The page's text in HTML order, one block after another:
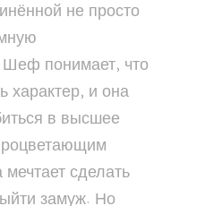
не просто
Шеф понимает, что
характер, и она
в высшее
сделать
замуж. Но